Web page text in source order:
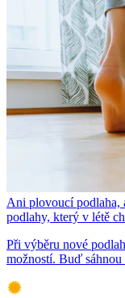
Ani plovoucí podlaha,
podlahy, který v létě
Při výběru nové
možností. Buď